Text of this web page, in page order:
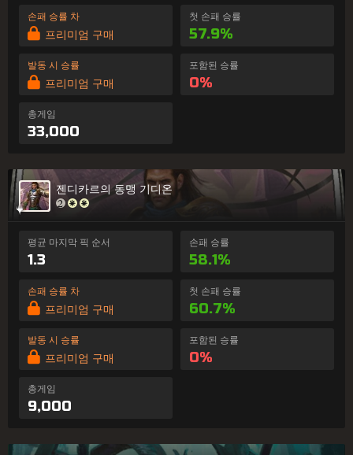
손패 승률 차
프리미엄 구매
첫 손패 승률
57.9%
발동 시 승률
프리미엄 구매
포함된 승률
0%
총게임
33,000
젠디카르의 동맹 기디온
평균 마지막 픽 순서
1.3
손패 승률
58.1%
손패 승률 차
프리미엄 구매
첫 손패 승률
60.7%
발동 시 승률
프리미엄 구매
포함된 승률
0%
총게임
9,000